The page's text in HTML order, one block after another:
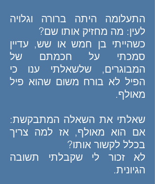
התעלומה היתה ברורה וגלויה
לעין: מה מחזיק אותו שם?
כשהייתי בן חמש או שש, עדיין
סמכתי על חכמתם של
המבוגרים, שלשאלתי ענו כי
הפיל לא בורח משום שהוא פיל
מאולף.
שאלתי את השאלה המתבקשת:
אם הוא מאולף, אז למה צריך
בכלל לקשור אותו?
לא זכור לי שקבלתי תשובה
הגיונית.